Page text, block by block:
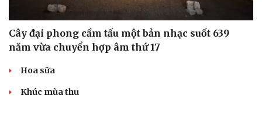
Cây đại phong cầm tấu một bản nhạc suốt 639
năm vừa chuyển hợp âm thứ 17
Hoa sữa
Khúc mùa thu